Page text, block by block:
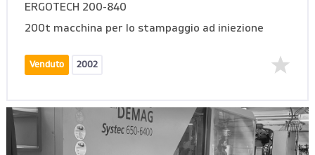
ERGOTECH 200-840
200t macchina per lo stampaggio ad iniezione
Venduto 2002